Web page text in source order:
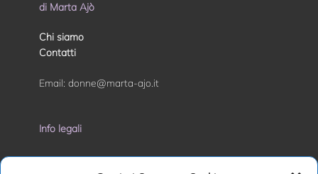
di Marta Ajò
Chi siamo
Contatti
Email: donne@marta-ajo.it
Info legali
Privacy Policy